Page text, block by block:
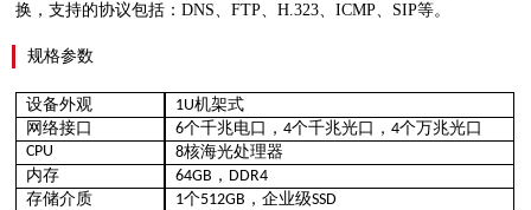
换，支持的协议包括：DNS、FTP、H.323、ICMP、SIP等。
规格参数
设备外观 1U机架式
网络接口
6个千兆电口， 4个千兆光口， 4个万兆光口
CPU
8核海光处理器
内存
64GB ， DDR4
存储介质
1个512GB ，企业级SSD